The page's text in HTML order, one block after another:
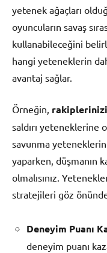
yetenek ağaçları
oyuncuların savaş
kullanabileceğini
hangi yeteneklerin
avantaj sağlar.
Örneğin,
saldırı yeteneklerine
savunma
yaparken, düşmanın
olmalısınız.
stratejileri göz
Deneyim Puanı
deneyim puanı